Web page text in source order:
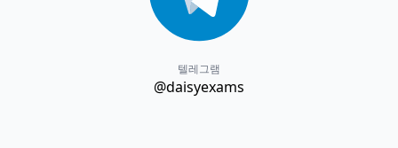
텔레그램
@daisyexams